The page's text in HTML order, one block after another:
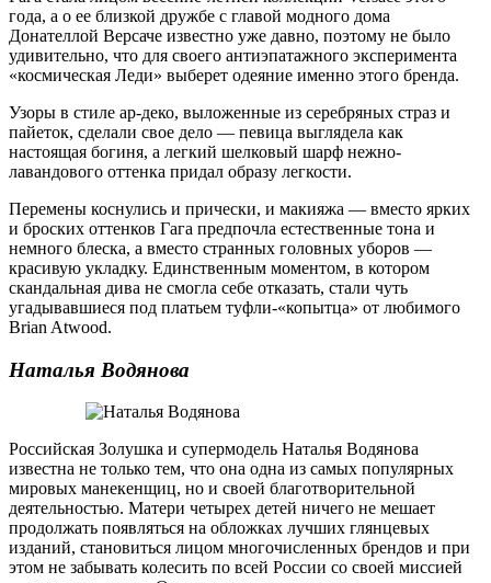
года, а о ее близкой дружбе с главой модного дома
Донателлой Версаче известно уже давно, поэтому не было
удивительно, что для своего антиэпатажного эксперимента
«космическая Леди» выберет одеяние именно этого бренда.
Узоры в стиле ар-деко, выложенные из серебряных страз и
пайеток, сделали свое дело — певица выглядела как
настоящая богиня, а легкий шелковый шарф нежно-
лавандового оттенка придал образу легкости.
Перемены коснулись и прически, и макияжа — вместо ярких
и броских оттенков Гага предпочла естественные тона и
немного блеска, а вместо странных головных уборов —
красивую укладку. Единственным моментом, в котором
скандальная дива не смогла себе отказать, стали чуть
угадывавшиеся под платьем туфли-«копытца» от любимого
Brian Atwood.
Наталья Водянова
Российская Золушка и супермодель Наталья Водянова
известна не только тем, что она одна из самых популярных
мировых манекенщиц, но и своей благотворительной
деятельностью. Матери четырех детей ничего не мешает
продолжать появляться на обложках лучших глянцевых
изданий, становиться лицом многочисленных брендов и при
этом не забывать колесить по всей России со своей миссией